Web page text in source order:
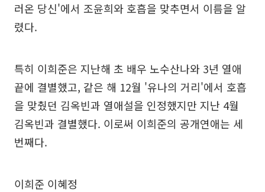
러온 당신'에서 조윤희와 호흡을 맞추면서 이름을 알
렸다.
특히 이희준은 지난해 초 배우 노수산나와 3년 열애
끝에 결별했고, 같은 해 12월 '유나의 거리'에서 호흡
을 맞췄던 김옥빈과 열애설을 인정했지만 지난 4월
김옥빈과 결별했다. 이로써 이희준의 공개연애는 세
번째다.
이희준 이혜정